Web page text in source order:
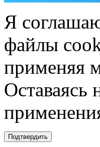
Я
файлы
применяя
Оставаясь
Подтвердить